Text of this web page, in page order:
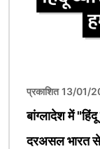
प्रकाशित 13/01/
बांग्लादेश में
दरअसल भारत